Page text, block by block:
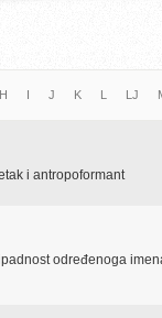
H I J K L LJ
i antropoformant
određenoga